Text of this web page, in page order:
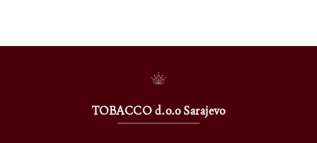
TOBACCO d.o.o Sarajevo